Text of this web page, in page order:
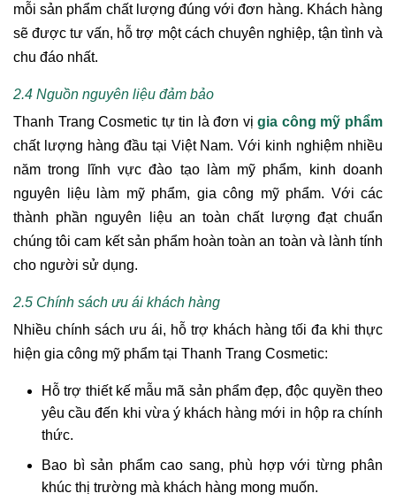
mỗi sản phẩm chất lượng đúng với đơn hàng. Khách hàng
sẽ được tư vấn, hỗ trợ một cách chuyên nghiệp, tận tình và
chu đáo nhất.
2.4 Nguồn nguyên liệu đảm bảo
Thanh Trang Cosmetic tự tin là đơn vịgia công mỹ phẩm
chất lượng hàng đầu tại Việt Nam. Với kinh nghiệm nhiều
năm trong lĩnh vực đào tạo làm mỹ phẩm, kinh doanh
nguyên liệu làm mỹ phẩm, gia công mỹ phẩm. Với các
thành phần nguyên liệu an toàn chất lượng đạt chuẩn
chúng tôi cam kết sản phẩm hoàn toàn an toàn và lành tính
cho người sử dụng.
2.5 Chính sách ưu ái khách hàng
Nhiều chính sách ưu ái, hỗ trợ khách hàng tối đa khi thực
hiện gia công mỹ phẩm tại Thanh Trang Cosmetic:
Hỗ trợ thiết kế mẫu mã sản phẩm đẹp, độc quyền theo
yêu cầu đến khi vừa ý khách hàng mới in hộp ra chính
thức.
Bao bì sản phẩm cao sang, phù hợp với từng phân
khúc thị trường mà khách hàng mong muốn.